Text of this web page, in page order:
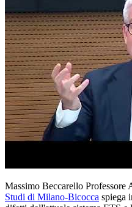
Massimo Beccarello Professore
Studi di Milano-Bicocca spiega